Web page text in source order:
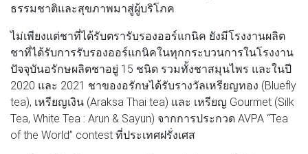
ธรรมชาติและสุขภาพมาสู่ผู้บริโภค
ไม่เพียงแต่ชาที่ได้รับตรารับรองออร์แกนิค ยังมีโรงงานผลิต
ชาที่ได้รับการรับรองออร์แกนิคในทุกกระบวนการในโรงงาน
ปัจจุบันอรักษผลิตชาอยู่ 15 ชนิด รวมทั้งชาสมุนไพร และในปี
2020 และ 2021 ชาของอรักษได้รับรางวัลเหรียญทอง (Bluefly
tea), เหรียญเงิน (Araksa Thai tea) และ เหรียญ Gourmet (Silk
Tea, White Tea : Arun & Sayun) จากการประกวด AVPA “Tea
of the World” contest ที่ประเทศฝรั่งเศส